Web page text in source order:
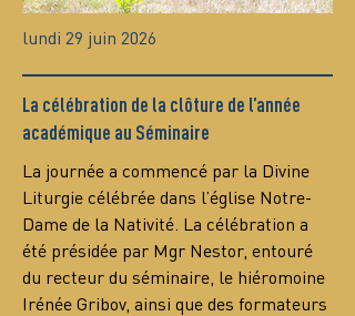
lundi 29 juin 2026
La célébration de la clôture de l’année
académique au Séminaire
La journée a commencé par la Divine
Liturgie célébrée dans l’église Notre-
Dame de la Nativité. La célébration a
été présidée par Mgr Nestor, entouré
du recteur du séminaire, le hiéromoine
Irénée Gribov, ainsi que des formateurs